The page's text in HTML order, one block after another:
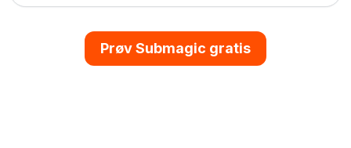
Prøv Submagic gratis